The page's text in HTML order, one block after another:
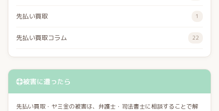
先払い買取 1
先払い買取コラム 22
被害に遭ったら
先払い買取・ヤミ金の被害は、弁護士・司法書士に相談することで解